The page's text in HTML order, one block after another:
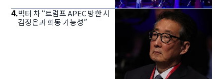
4.빅터 차 “트럼프 APEC 방한 시
김정은과 회동 가능성”